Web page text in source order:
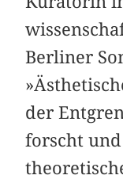
Berliner
der
forscht